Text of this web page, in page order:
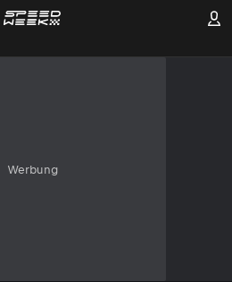
Werbung